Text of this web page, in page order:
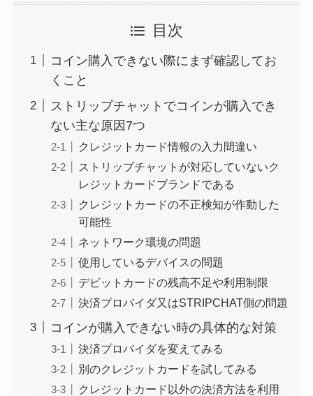
目次
コイン購入できない際にまず確認してお
くこと
ストリップチャットでコインが購入でき
ない主な原因7つ
クレジットカード情報の入力間違い
ストリップチャットが対応していないク
レジットカードブランドである
クレジットカードの不正検知が作動した
可能性
ネットワーク環境の問題
使用しているデバイスの問題
デビットカードの残高不足や利用制限
決済プロバイダ又はSTRIPCHAT側の問題
コインが購入できない時の具体的な対策
決済プロバイダを変えてみる
別のクレジットカードを試してみる
クレジットカード以外の決済方法を利用